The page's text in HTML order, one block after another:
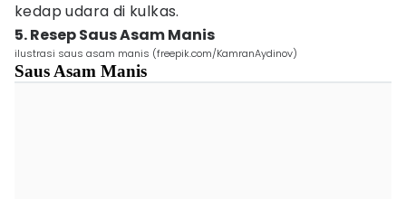
kedap udara di kulkas.
5. Resep Saus Asam Manis
ilustrasi saus asam manis (freepik.com/KamranAydinov)
Saus Asam Manis